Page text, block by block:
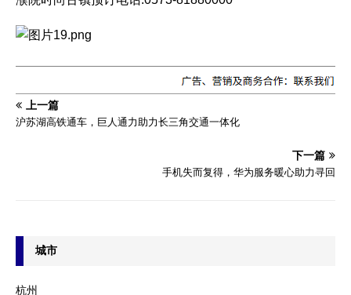
上一篇
沪苏湖高铁通车，巨人通力助力长三角交通一体化
下一篇
手机失而复得，华为服务暖心助力寻回
城市
杭州